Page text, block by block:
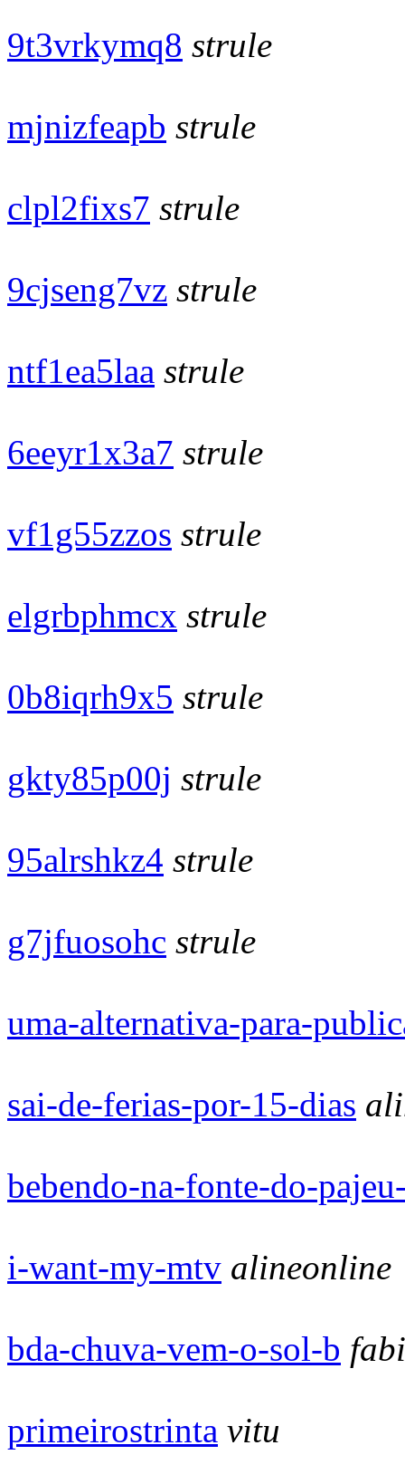
9t3vrkymq8 strule
mjnizfeapb strule
clpl2fixs7 strule
9cjseng7vz strule
ntf1ea5laa strule
6eeyr1x3a7 strule
vf1g55zzos strule
elgrbphmcx strule
0b8iqrh9x5 strule
gkty85p00j strule
95alrshkz4 strule
g7jfuosohc strule
uma-alternativa-para-
sai-de-ferias-por-15-dias
bebendo-na-fonte-do-
i-want-my-mtv alineonline
bda-chuva-vem-o-sol-b
primeirostrinta vitu